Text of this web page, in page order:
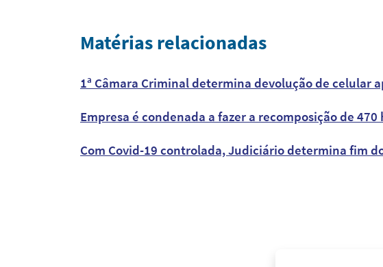
Matérias relacionadas
1ª Câmara Criminal determina devolução de celular
Empresa é condenada a fazer a recomposição de
Com Covid-19 controlada, Judiciário determina fim